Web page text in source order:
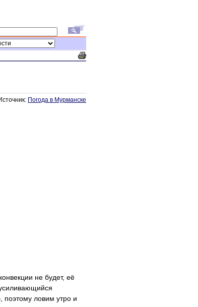
Погода в Мурманске
не будет, её
поэтому ловим утро и